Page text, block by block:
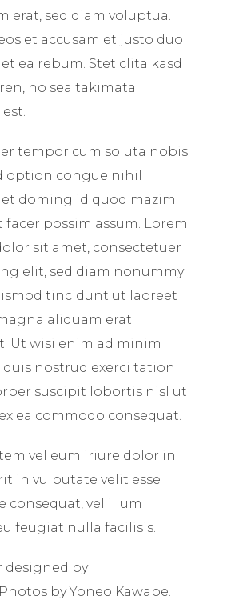
erat, sed diam voluptua.
et accusam et justo duo
ea rebum. Stet clita kasd
no sea takimata
tempor cum soluta nobis
option congue nihil
doming id quod mazim
facer possim assum. Lorem
sit amet, consectetuer
elit, sed diam nonummy
tincidunt ut laoreet
aliquam erat
Ut wisi enim ad minim
quis nostrud exerci tation
suscipit lobortis nisl ut
ea commodo consequat.
vel eum iriure dolor in
in vulputate velit esse
consequat, vel illum
feugiat nulla facilisis.
designed by
hotos by Yoneo Kawabe.